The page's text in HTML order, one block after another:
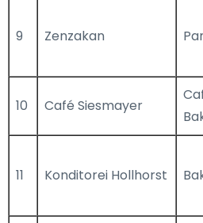
9 Zenzakan
10 Café Siesmayer
11 Konditorei Hollhorst